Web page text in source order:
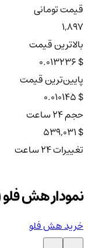
قیمت تومانی
1,897
بالاترین قیمت
$ 0.013236
پایین‌ترین قیمت
$ 0.010145
حجم ۲۴ ساعت
$ 539,031
تغییرات ۲۴ ساعت
نمودار هش فلو (HFT)
خرید هش فلو